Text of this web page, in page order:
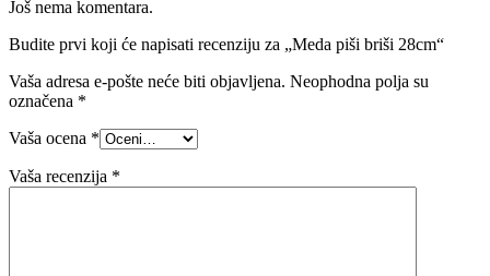
Još nema komentara.
Budite prvi koji će napisati recenziju za „Meda piši briši 28cm“
Vaša adresa e-pošte neće biti objavljena. Neophodna polja su
označena *
Vaša ocena *
Vaša recenzija *